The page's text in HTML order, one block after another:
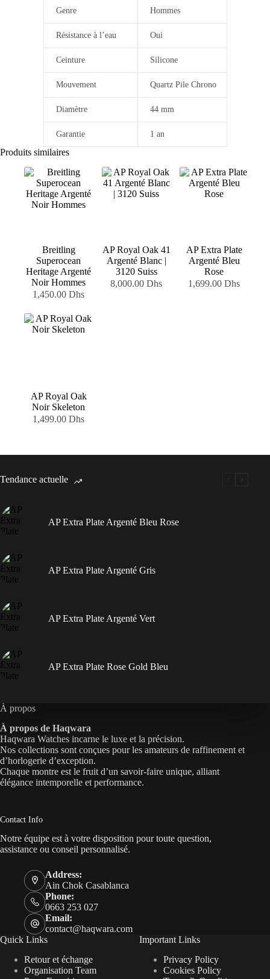
Genre Hommes
Résistance à l’eau Oui
Ceinture Silicone
Mouvement Quartz Pile Chrono
Diamètre 44 mm
Garantie 1 an
Produits similaires
Breitling
Superocean
Heritage Argenté
Noir Hommes
1,450.00Dhs
AP Royal Oak 41
Argenté Blanc |
3120 Suiss
8,000.00Dhs
AP Extra Plate
Argenté Bleu
Rose
1,699.00Dhs
AP Royal Oak
Noir Skeleton
1,499.00Dhs
Tendance actuelle
AP Extra Plate Argenté Bleu Rose
AP Extra Plate Argenté Gris
AP Extra Plate Argenté Vert
AP Extra Plate Rose Gold Bleu
À propos
À propos de Haqwara
Haqwara Watches incarne le luxe et la précision.
Nos collections sont conçues pour les amateurs de raffinement et
d’horlogerie d’exception.
Chaque montre est le fruit d’un savoir-faire unique, alliant
élégance intemporelle et performance.
Contact Info
Notre équipe est à votre disposition pour toute question,
assistance ou conseil personnalisé.
Address:
Ain Chok Casablanca
Phone:
0663 253 027
Email:
contact@haqwara.com
Quick Links
Retour et échange
Organisation Team
Important Links
Privacy Policy
Cookies Policy